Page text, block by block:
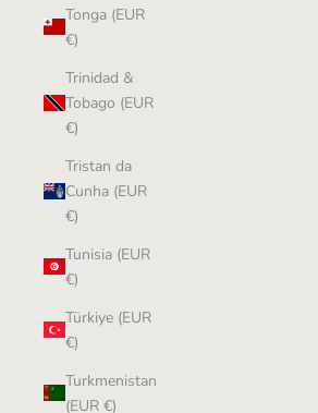
Tonga (EUR
€)
Trinidad &
Tobago (EUR
€)
Tristan da
Cunha (EUR
€)
Tunisia (EUR
€)
Türkiye (EUR
€)
Turkmenistan
(EUR €)